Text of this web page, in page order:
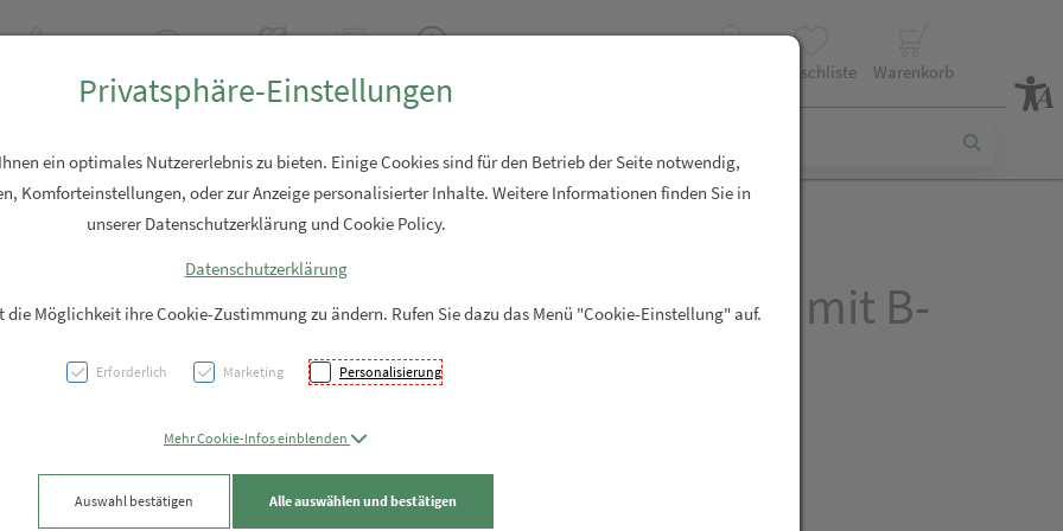
Wunschliste Warenkorb
OMNi-BiOTiC® SR-9 mit B-
Vitaminen
44,51 EUR
Privatsphäre-Einstellungen
ein optimales Nutzererlebnis zu bieten. Einige Cookies sind für den Betrieb der Seite notwendig,
Komforteinstellungen, oder zur Anzeige personalisierter Inhalte. Weitere Informationen finden Sie in
unserer Datenschutzerklärung und Cookie Policy.
Datenschutzerklärung
die Möglichkeit ihre Cookie-Zustimmung zu ändern. Rufen Sie dazu das Menü "Cookie-Einstellung" auf.
Erforderlich Marketing Personalisierung
Mehr Cookie-Infos einblenden
Auswahl bestätigen Alle auswählen und bestätigen